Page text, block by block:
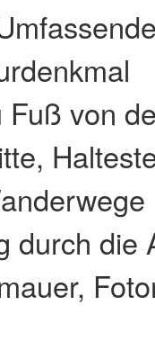
Fuß von
durch die